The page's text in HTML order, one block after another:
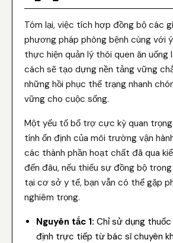
Tóm lại, việc tích hợp đồng bộ các
phương pháp phòng bệnh cùng với
thực hiện quản lý thói quen ăn uống
cách sẽ tạo dựng nền tảng vững
những hồi phục thể trạng nhanh
vững cho cuộc sống.
Một yếu tố bổ trợ cực kỳ quan
tính ổn định của môi trường vận
các thành phần hoạt chất đã qua
đến đâu, nếu thiếu sự đồng bộ
tại cơ sở y tế, bạn vẫn có thể gặp
nghiêm trọng.
Nguyên tắc 1: Chỉ sử dụng
định trực tiếp từ bác sĩ chuyên